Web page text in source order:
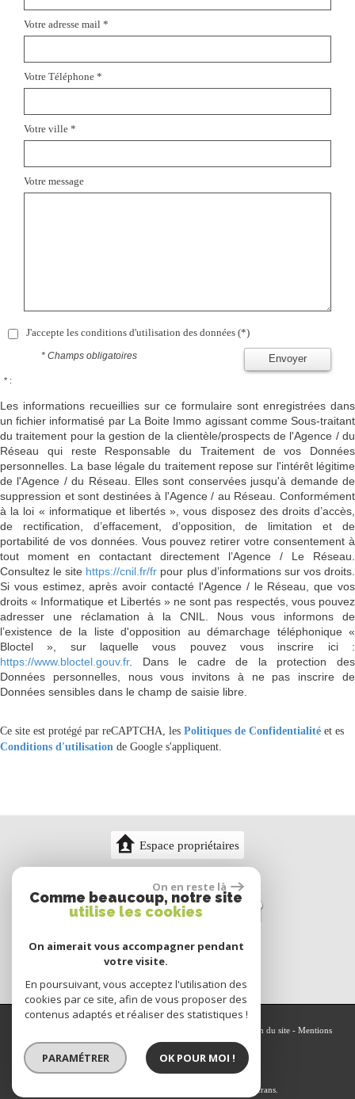
Votre adresse mail *
Votre Téléphone *
Votre ville *
Votre message
J'accepte les conditions d'utilisation des données (*)
Envoyer
* Champs obligatoires
* :
Les informations recueillies sur ce formulaire sont enregistrées dans
un fichier informatisé par La Boite Immo agissant comme Sous-traitant
du traitement pour la gestion de la clientèle/prospects de l'Agence / du
Réseau qui reste Responsable du Traitement de vos Données
personnelles. La base légale du traitement repose sur l'intérêt légitime
de l'Agence / du Réseau. Elles sont conservées jusqu'à demande de
suppression et sont destinées à l'Agence / au Réseau. Conformément
à la loi « informatique et libertés », vous disposez des droits d’accès,
de rectification, d’effacement, d’opposition, de limitation et de
portabilité de vos données. Vous pouvez retirer votre consentement à
tout moment en contactant directement l’Agence / Le Réseau.
Consultez le site https://cnil.fr/fr pour plus d’informations sur vos droits.
Si vous estimez, après avoir contacté l'Agence / le Réseau, que vos
droits « Informatique et Libertés » ne sont pas respectés, vous pouvez
adresser une réclamation à la CNIL. Nous vous informons de
l’existence de la liste d'opposition au démarchage téléphonique «
Bloctel », sur laquelle vous pouvez vous inscrire ici :
https://www.bloctel.gouv.fr. Dans le cadre de la protection des
Données personnelles, nous vous invitons à ne pas inscrire de
Données sensibles dans le champ de saisie libre.
Ce site est protégé par reCAPTCHA, les Politiques de Confidentialité et es
Conditions d'utilisation de Google s'appliquent.
Espace propriétaires
Plan du site - Mentions
légales-Nos honoraires-Partenaires -Admin-Politique RGPD
un seul site adaptable à tous les types d'écrans.
On en reste là
Comme beaucoup, notre site
utilise les cookies
On aimerait vous accompagner pendant
votre visite.
En poursuivant, vous acceptez l'utilisation des
cookies par ce site, afin de vous proposer des
contenus adaptés et réaliser des statistiques !
PARAMÉTRER OK POUR MOI !